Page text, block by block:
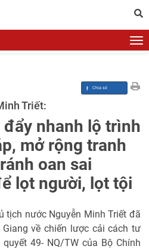
Triết:
đẩy nhanh lộ trình
mở rộng tranh
oan sai
lọt người, lọt tội
tịch nước Nguyễn Minh Triết đã
về chiến lược cải cách tư
49- NQ/TW của Bộ Chính